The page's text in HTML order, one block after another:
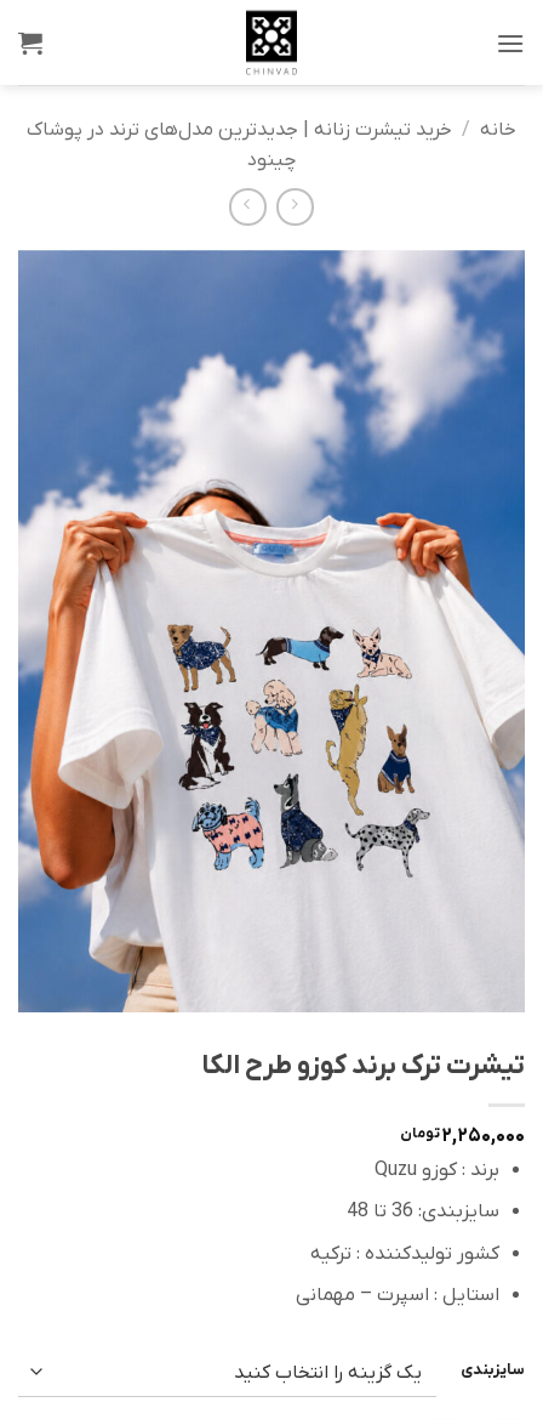
خانه / خرید تیشرت زنانه | جدیدترین مدل‌های ترند در پوشاک
چینود
تیشرت ترک برند کوزو طرح الکا
۲,۲۵۰,۰۰۰تومان
برند : کوزو Quzu
سایزبندی: 36 تا 48
کشور تولیدکننده : ترکیه
استایل : اسپرت – مهمانی
سایزبندی